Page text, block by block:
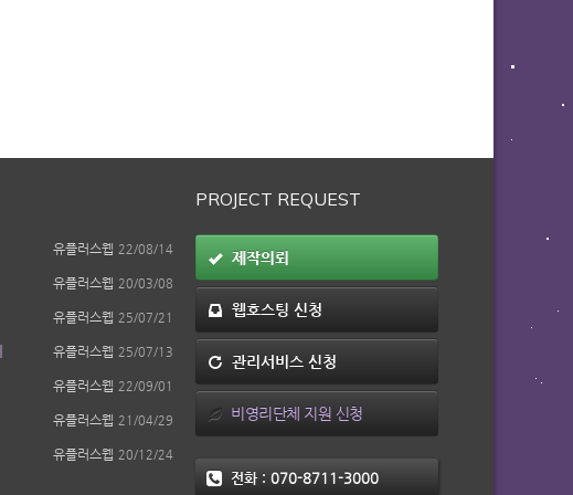
유플러스웹 22/08/14
유플러스웹 20/03/08
유플러스웹 25/07/21
유플러스웹 25/07/13
유플러스웹 22/09/01
유플러스웹 21/04/29
유플러스웹 20/12/24
PROJECT REQUEST
제작의뢰
웹호스팅 신청
관리서비스 신청
비영리단체 지원 신청
전화 : 070-8711-3000